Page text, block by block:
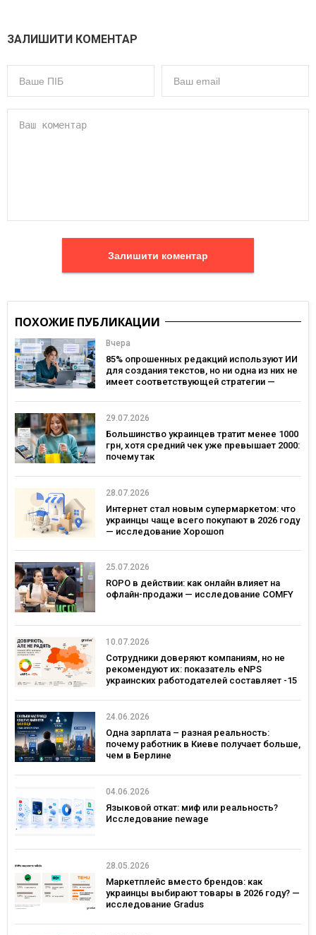
ЗАЛИШИТИ КОМЕНТАР
Залишити коментар
ПОХОЖИЕ ПУБЛИКАЦИИ
Вчера
85% опрошенных редакций используют ИИ
для создания текстов, но ни одна из них не
имеет соответствующей стратегии —
29.07.2026
Большинство украинцев тратит менее 1000
грн, хотя средний чек уже превышает 2000:
почему так
28.07.2026
Интернет стал новым супермаркетом: что
украинцы чаще всего покупают в 2026 году
— исследование Хорошоп
25.07.2026
ROPO в действии: как онлайн влияет на
офлайн-продажи — исследование COMFY
10.07.2026
Сотрудники доверяют компаниям, но не
рекомендуют их: показатель eNPS
украинских работодателей составляет -15
24.06.2026
Одна зарплата – разная реальность:
почему работник в Киеве получает больше,
чем в Берлине
04.06.2026
Языковой откат: миф или реальность?
Исследование newage
28.05.2026
Маркетплейс вместо брендов: как
украинцы выбирают товары в 2026 году? —
исследование Gradus